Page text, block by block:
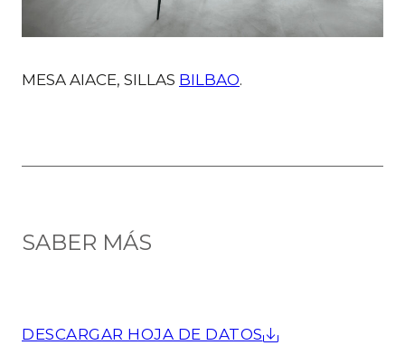
MESA AIACE, SILLAS BILBAO.
SABER MÁS
DESCARGAR HOJA DE DATOS